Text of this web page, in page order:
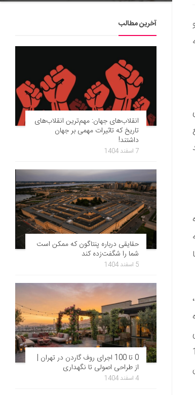
می
با 120
آخرین مطالب
انقلاب‌های جهان: مهم‌ترین انقلاب‌های
تاریخ که تاثیرات مهمی بر جهان
داشتند!
7 اسفند 1404
حقایقی درباره پنتاگون که ممکن است
شما را شگفت‌زده کند
5 اسفند 1404
0 تا 100 اجرای روف گاردن در تهران |
از طراحی اصولی تا نگهداری
4 اسفند 1404